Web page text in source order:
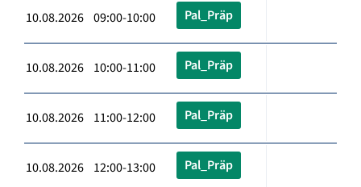
10.08.2026 09:00-10:00 Pal_Präp
10.08.2026 10:00-11:00 Pal_Präp
10.08.2026 11:00-12:00 Pal_Präp
10.08.2026 12:00-13:00 Pal_Präp